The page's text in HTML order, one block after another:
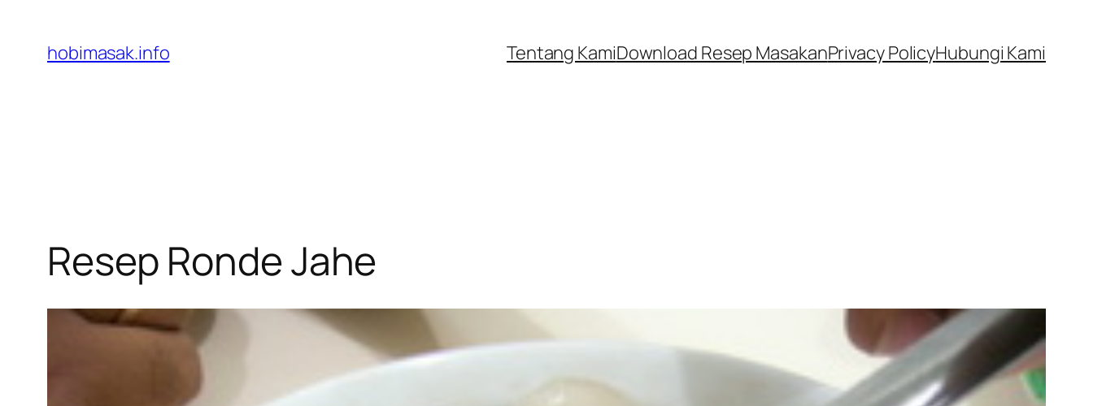
content
hobimasak.info Tentang KamiDownload Resep MasakanPrivacy PolicyHubungi Kami
Resep Ronde Jahe